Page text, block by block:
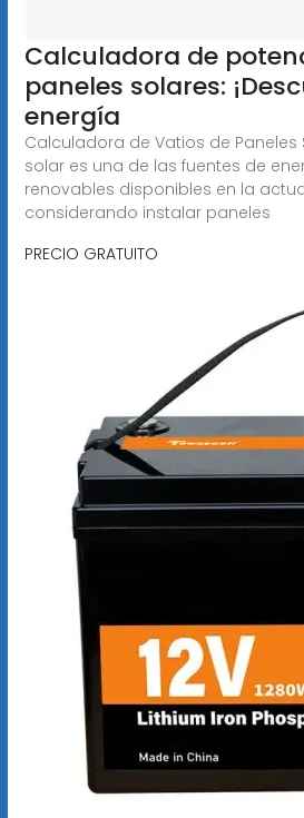
Calculadora de
paneles solares:
energía
Calculadora de Vatios de Paneles
solar es una de las fuentes de
renovables disponibles en la
considerando instalar paneles
PRECIO GRATUITO